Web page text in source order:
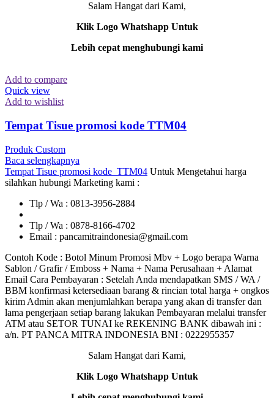
Salam Hangat dari Kami,
Klik Logo Whatshapp Untuk
Lebih cepat menghubungi kami
Add to compare
Quick view
Add to wishlist
Tempat Tisue promosi kode TTM04
Produk Custom
Baca selengkapnya
Tempat Tisue promosi kode TTM04 Untuk Mengetahui harga
silahkan hubungi Marketing kami :
Tlp / Wa : 0813-3956-2884
Tlp / Wa : 0878-8166-4702
Email : pancamitraindonesia@gmail.com
Contoh Kode : Botol Minum Promosi Mbv + Logo berapa Warna
Sablon / Grafir / Emboss + Nama + Nama Perusahaan + Alamat
Email Cara Pembayaran : Setelah Anda mendapatkan SMS / WA /
BBM konfirmasi ketersediaan barang & rincian total harga + ongkos
kirim Admin akan menjumlahkan berapa yang akan di transfer dan
lama pengerjaan setiap barang lakukan Pembayaran melalui transfer
ATM atau SETOR TUNAI ke REKENING BANK dibawah ini :
a/n. PT PANCA MITRA INDONESIA BNI : 0222955357
Salam Hangat dari Kami,
Klik Logo Whatshapp Untuk